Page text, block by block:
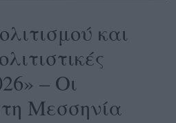
και
– Οι
Μεσσηνία